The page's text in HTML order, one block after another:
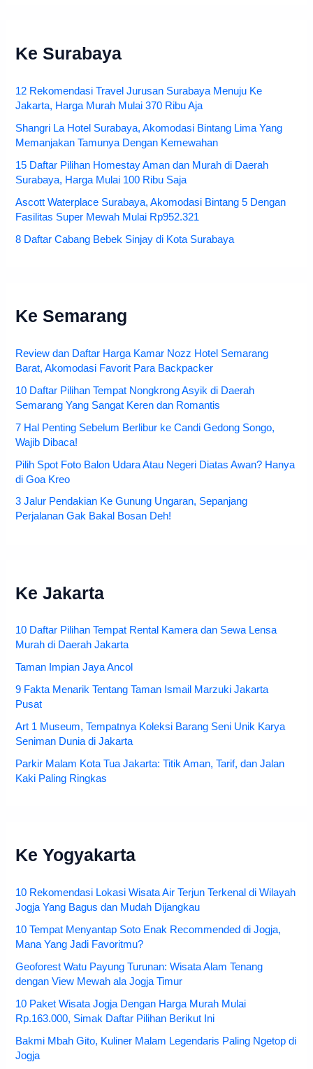
Ke Surabaya
12 Rekomendasi Travel Jurusan Surabaya Menuju Ke
Jakarta, Harga Murah Mulai 370 Ribu Aja
Shangri La Hotel Surabaya, Akomodasi Bintang Lima Yang
Memanjakan Tamunya Dengan Kemewahan
15 Daftar Pilihan Homestay Aman dan Murah di Daerah
Surabaya, Harga Mulai 100 Ribu Saja
Ascott Waterplace Surabaya, Akomodasi Bintang 5 Dengan
Fasilitas Super Mewah Mulai Rp952.321
8 Daftar Cabang Bebek Sinjay di Kota Surabaya
Ke Semarang
Review dan Daftar Harga Kamar Nozz Hotel Semarang
Barat, Akomodasi Favorit Para Backpacker
10 Daftar Pilihan Tempat Nongkrong Asyik di Daerah
Semarang Yang Sangat Keren dan Romantis
7 Hal Penting Sebelum Berlibur ke Candi Gedong Songo,
Wajib Dibaca!
Pilih Spot Foto Balon Udara Atau Negeri Diatas Awan? Hanya
di Goa Kreo
3 Jalur Pendakian Ke Gunung Ungaran, Sepanjang
Perjalanan Gak Bakal Bosan Deh!
Ke Jakarta
10 Daftar Pilihan Tempat Rental Kamera dan Sewa Lensa
Murah di Daerah Jakarta
Taman Impian Jaya Ancol
9 Fakta Menarik Tentang Taman Ismail Marzuki Jakarta
Pusat
Art 1 Museum, Tempatnya Koleksi Barang Seni Unik Karya
Seniman Dunia di Jakarta
Parkir Malam Kota Tua Jakarta: Titik Aman, Tarif, dan Jalan
Kaki Paling Ringkas
Ke Yogyakarta
10 Rekomendasi Lokasi Wisata Air Terjun Terkenal di Wilayah
Jogja Yang Bagus dan Mudah Dijangkau
10 Tempat Menyantap Soto Enak Recommended di Jogja,
Mana Yang Jadi Favoritmu?
Geoforest Watu Payung Turunan: Wisata Alam Tenang
dengan View Mewah ala Jogja Timur
10 Paket Wisata Jogja Dengan Harga Murah Mulai
Rp.163.000, Simak Daftar Pilihan Berikut Ini
Bakmi Mbah Gito, Kuliner Malam Legendaris Paling Ngetop di
Jogja